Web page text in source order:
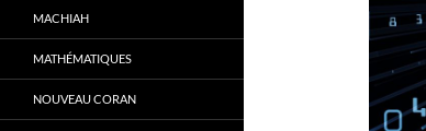
MACHIAH
MATHÉMATIQUES
NOUVEAU CORAN